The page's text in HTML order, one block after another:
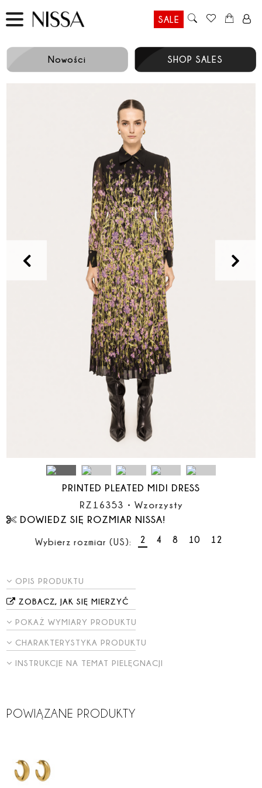
SALE
Nowości SHOP SALES
Prev
PRINTED PLEATED MIDI DRESS
RZ16353 • Wzorzysty
DOWIEDZ SIĘ ROZMIAR NISSA!
Wybierz rozmiar (US): 2 4 8 10 12
OPIS PRODUKTU
ZOBACZ, JAK SIĘ MIERZYĆ
POKAŻ WYMIARY PRODUKTU
CHARAKTERYSTYKA PRODUKTU
INSTRUKCJE NA TEMAT PIELĘGNACJI
POWIĄZANE PRODUKTY